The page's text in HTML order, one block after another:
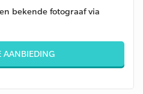
bekende fotograaf via
AANBIEDING